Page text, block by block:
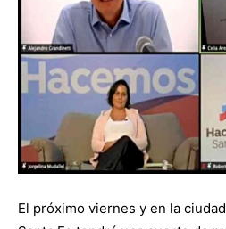
El próximo viernes y en la